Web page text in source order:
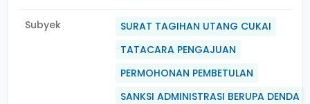
Subyek
SURAT TAGIHAN UTANG CUKAI
TATACARA PENGAJUAN
PERMOHONAN PEMBETULAN
SANKSI ADMINISTRASI BERUPA DENDA